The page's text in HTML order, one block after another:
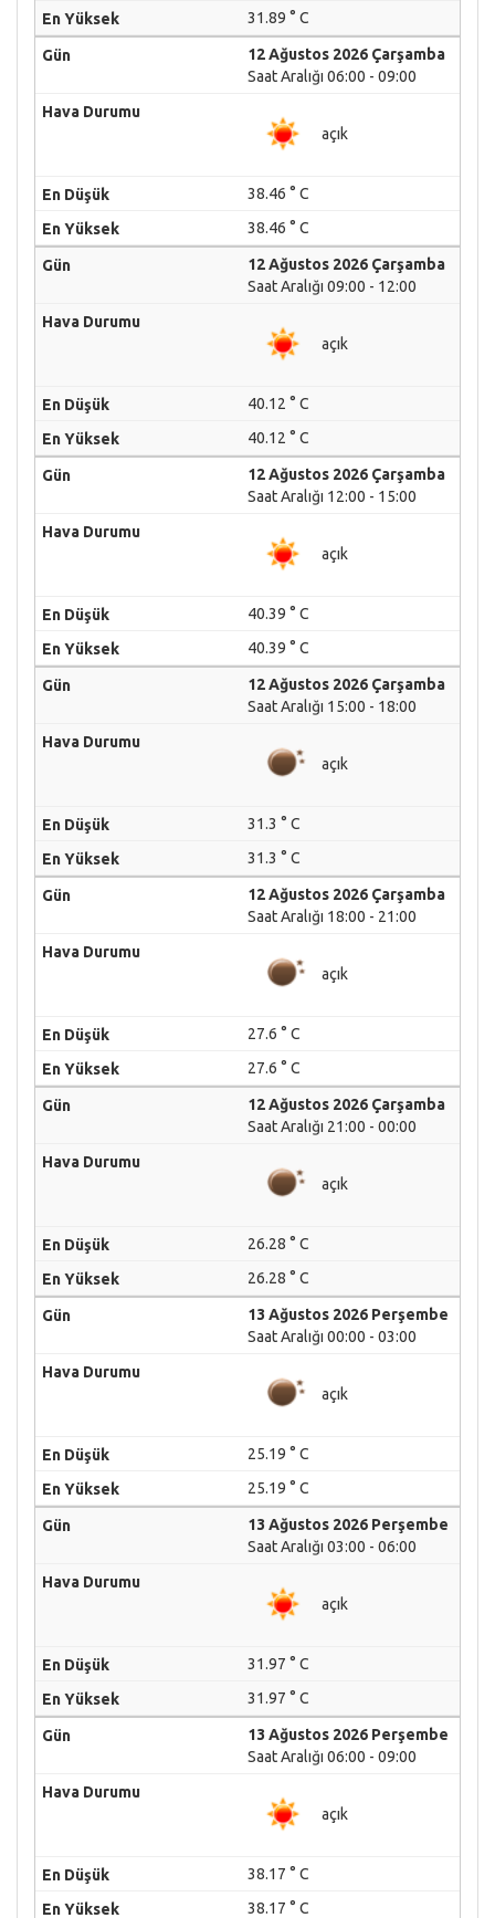
31.89 ° C
12 Ağustos 2026 Çarşamba
Saat Aralığı 06:00 - 09:00
açık
38.46 ° C
38.46 ° C
12 Ağustos 2026 Çarşamba
Saat Aralığı 09:00 - 12:00
açık
40.12 ° C
40.12 ° C
12 Ağustos 2026 Çarşamba
Saat Aralığı 12:00 - 15:00
açık
40.39 ° C
40.39 ° C
12 Ağustos 2026 Çarşamba
Saat Aralığı 15:00 - 18:00
açık
31.3 ° C
31.3 ° C
12 Ağustos 2026 Çarşamba
Saat Aralığı 18:00 - 21:00
açık
27.6 ° C
27.6 ° C
12 Ağustos 2026 Çarşamba
Saat Aralığı 21:00 - 00:00
açık
26.28 ° C
26.28 ° C
13 Ağustos 2026 Perşembe
Saat Aralığı 00:00 - 03:00
açık
25.19 ° C
25.19 ° C
13 Ağustos 2026 Perşembe
Saat Aralığı 03:00 - 06:00
açık
31.97 ° C
31.97 ° C
13 Ağustos 2026 Perşembe
Saat Aralığı 06:00 - 09:00
açık
38.17 ° C
38.17 ° C